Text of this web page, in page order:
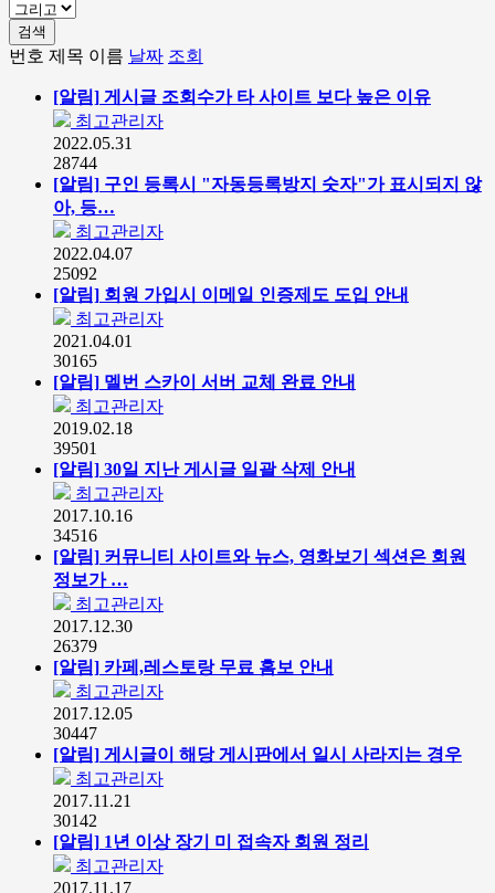
검색
번호 제목 이름 날짜 조회
[알림] 게시글 조회수가 타 사이트 보다 높은 이유
최고관리자
2022.05.31
28744
[알림] 구인 등록시 "자동등록방지 숫자"가 표시되지 않
아, 등…
최고관리자
2022.04.07
25092
[알림] 회원 가입시 이메일 인증제도 도입 안내
최고관리자
2021.04.01
30165
[알림] 멜번 스카이 서버 교체 완료 안내
최고관리자
2019.02.18
39501
[알림] 30일 지난 게시글 일괄 삭제 안내
최고관리자
2017.10.16
34516
[알림] 커뮤니티 사이트와 뉴스, 영화보기 섹션은 회원
정보가 …
최고관리자
2017.12.30
26379
[알림] 카페,레스토랑 무료 홈보 안내
최고관리자
2017.12.05
30447
[알림] 게시글이 해당 게시판에서 일시 사라지는 경우
최고관리자
2017.11.21
30142
[알림] 1년 이상 장기 미 접속자 회원 정리
최고관리자
2017.11.17